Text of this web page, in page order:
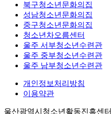
북구청소년문화의집
성남청소년문화의집
중구청소년문화의집
청소년차오름센터
울주 서부청소년수련관
울주 중부청소년수련관
울주 남부청소년수련관
개인정보처리방침
이용약관
울산광역시청소년활동진흥센터